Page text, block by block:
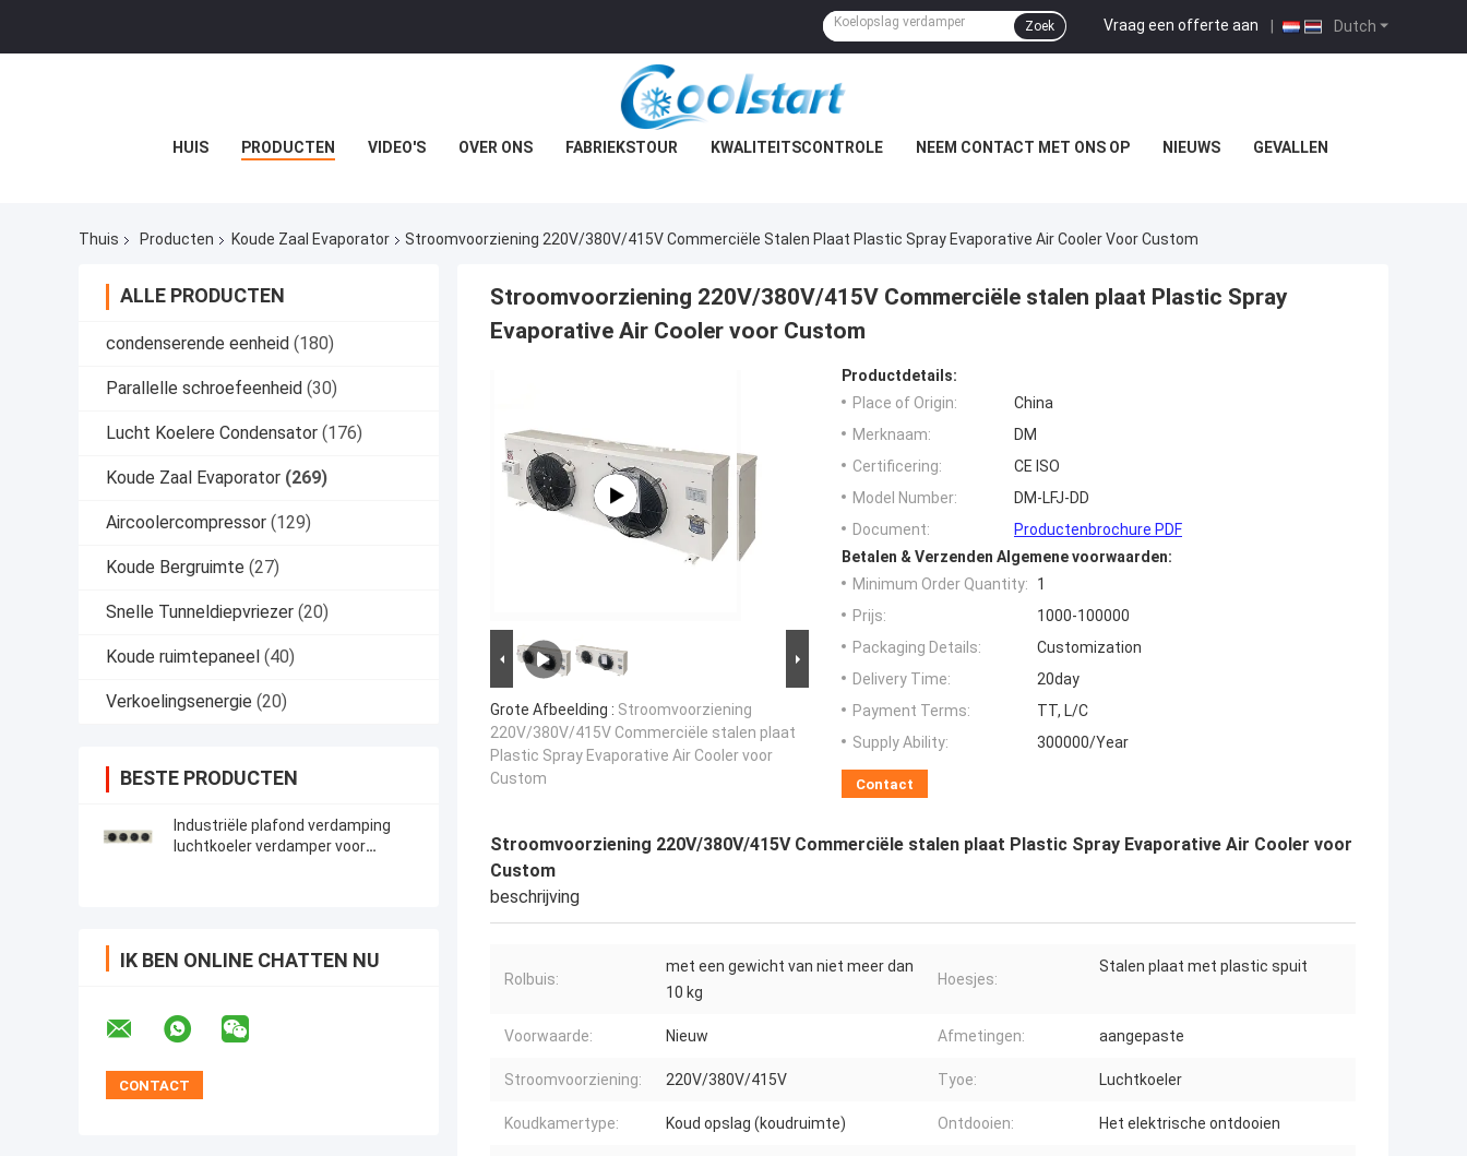
Dutch
Vraag een offerte aan |
Zoek
HUIS PRODUCTEN VIDEO'S OVER ONS FABRIEKSTOUR KWALITEITSCONTROLE NEEM CONTACT MET ONS OP NIEUWS GEVALLEN
Thuis Producten Koude Zaal Evaporator Stroomvoorziening 220V/380V/415V Commerciële Stalen Plaat Plastic Spray Evaporative Air Cooler Voor Custom
ALLE PRODUCTEN
condenserende eenheid (180)
Parallelle schroefeenheid (30)
Lucht Koelere Condensator (176)
Koude Zaal Evaporator (269)
Aircoolercompressor (129)
Koude Bergruimte (27)
Snelle Tunneldiepvriezer (20)
Koude ruimtepaneel (40)
Verkoelingsenergie (20)
BESTE PRODUCTEN
Industriële plafond verdamping
luchtkoeler verdamper voor
IK BEN ONLINE CHATTEN NU
Stroomvoorziening 220V/380V/415V Commerciële stalen plaat Plastic Spray
Evaporative Air Cooler voor Custom
Grote Afbeelding : Stroomvoorziening
220V/380V/415V Commerciële stalen plaat
Plastic Spray Evaporative Air Cooler voor
Custom
Productdetails:
Place of Origin:
China
Merknaam:
DM
Certificering:
CE ISO
Model Number:
DM-LFJ-DD
Document:
Productenbrochure PDF
Betalen & Verzenden Algemene voorwaarden:
Minimum Order Quantity:
1
Prijs:
1000-100000
Packaging Details:
Customization
Delivery Time:
20day
Payment Terms:
TT, L/C
Supply Ability:
300000/Year
Contact
Stroomvoorziening 220V/380V/415V Commerciële stalen plaat Plastic Spray Evaporative Air Cooler voor
Custom
beschrijving
Rolbuis:
met een gewicht van niet meer dan
10 kg
Hoesjes:
Stalen plaat met plastic spuit
Voorwaarde: Nieuw Afmetingen: aangepaste
Stroomvoorziening: 220V/380V/415V Tyoe: Luchtkoeler
Koudkamertype: Koud opslag (koudruimte) Ontdooien: Het elektrische ontdooien